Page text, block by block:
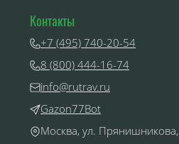
Контакты
+7 (495) 740-20-54
8 (800) 444-16-74
info@rutrav.ru
Gazon77Bot
Москва, ул.